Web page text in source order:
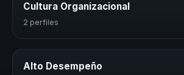
Cultura Organizacional
2 perfiles
Alto Desempeño